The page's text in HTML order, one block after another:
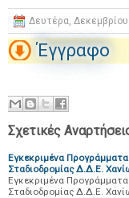
Δευτέρα,
Έγγραφο
Σχετικές
Εγκεκριμένα
Σταδιοδρομίας Δ.Δ.Ε.
Εγκεκριμένα
Σταδιοδρομίας Δ.Δ.Ε.